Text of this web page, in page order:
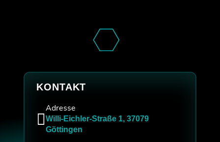
KONTAKT
Adresse
Willi-Eichler-Straße 1, 37079
Göttingen